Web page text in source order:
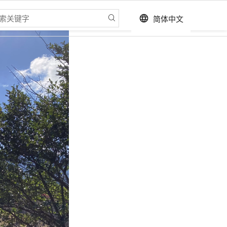
language 简体中文